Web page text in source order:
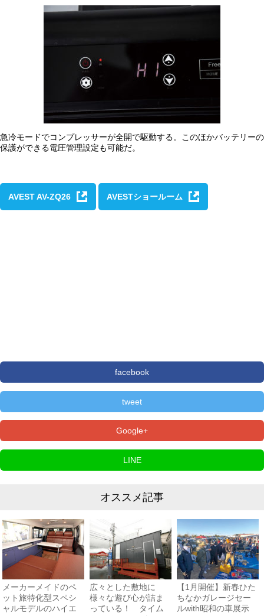
急冷モードでコンプレッサーが全開で駆動する。このほかバッテリーの
保護ができる電圧管理設定も可能だ。
AVEST AV-ZQ26 AVESTショールーム
facebook
tweet
Google+
LINE
オススメ記事
メーカーメイドのペ
ット旅特化型スペシ
ャルモデルのハイエ
広々とした敷地に
様々な遊び心が詰ま
っている！ タイム
【1月開催】新春ひた
ちなかガレージセー
ルwith昭和の車展示